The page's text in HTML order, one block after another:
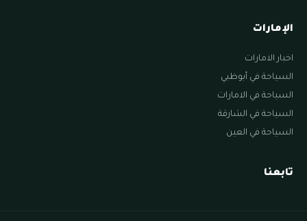
الإمارات
اخبار الامارات
السياحة في أبوظبي
السياحة في الامارات
السياحة في الشارقة
السياحة في العين
تابعنا